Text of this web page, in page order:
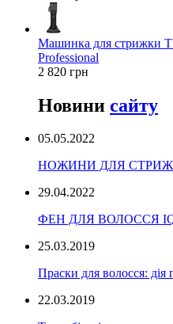
Машинка для стрижки
Professional
2 820 грн
Новини сайту
05.05.2022
НОЖИНИ ДЛЯ
29.04.2022
ФЕН ДЛЯ ВОЛОССЯ IQ
25.03.2019
Праски для волосся: дія
22.03.2019